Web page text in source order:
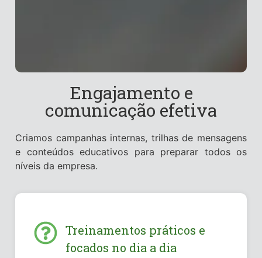
Engajamento e
comunicação efetiva
Criamos campanhas internas, trilhas de mensagens
e conteúdos educativos para preparar todos os
níveis da empresa.
Treinamentos práticos e
focados no dia a dia